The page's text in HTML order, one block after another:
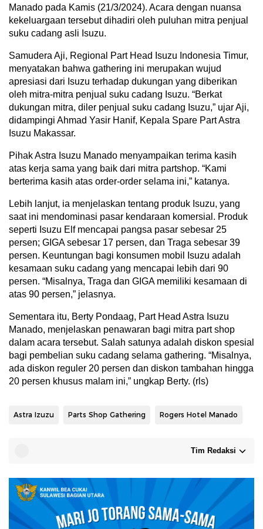
Manado pada Kamis (21/3/2024). Acara dengan nuansa
kekeluargaan tersebut dihadiri oleh puluhan mitra penjual
suku cadang asli Isuzu.
Samudera Aji, Regional Part Head Isuzu Indonesia Timur,
menyatakan bahwa gathering ini merupakan wujud
apresiasi dari Isuzu terhadap dukungan yang diberikan
oleh mitra-mitra penjual suku cadang Isuzu. “Berkat
dukungan mitra, diler penjual suku cadang Isuzu,” ujar Aji,
didampingi Ahmad Yasir Hanif, Kepala Spare Part Astra
Isuzu Makassar.
Pihak Astra Isuzu Manado menyampaikan terima kasih
atas kerja sama yang baik dari mitra partshop. “Kami
berterima kasih atas order-order selama ini,” katanya.
Lebih lanjut, ia menjelaskan tentang produk Isuzu, yang
saat ini mendominasi pasar kendaraan komersial. Produk
seperti Isuzu Elf mencapai pangsa pasar sebesar 25
persen; GIGA sebesar 17 persen, dan Traga sebesar 39
persen. Keuntungan bagi konsumen mobil Isuzu adalah
kesamaan suku cadang yang mencapai lebih dari 90
persen. “Misalnya, Traga dan GIGA memiliki kesamaan di
atas 90 persen,” jelasnya.
Sementara itu, Berty Pondaag, Part Head Astra Isuzu
Manado, menjelaskan penawaran bagi mitra part shop
dalam acara tersebut. Salah satunya adalah diskon spesial
bagi pembelian suku cadang selama gathering. “Misalnya,
ada diskon reguler 20 persen dan diskon tambahan hingga
20 persen khusus malam ini,” ungkap Berty. (rls)
Astra Izuzu Parts Shop Gathering Rogers Hotel Manado
Tim Redaksi